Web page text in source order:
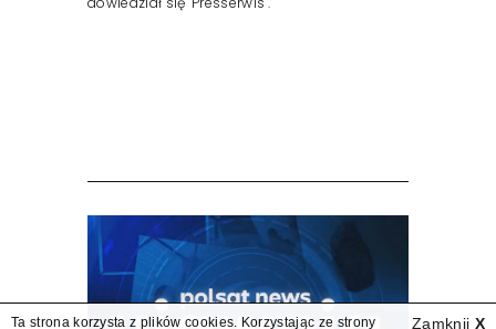
koncesji dla TVN 24 BiS
wpłynął do KRRiT
TVN SA wystąpiła do Krajowej Rady Radiofonii
i Telewizji o przedłużenie koncesji kablowo-
satelitarnej dla telewizji TVN 24 BiS –
dowiedział się "Presserwis".
Zamknij X
Ta strona korzysta z plików cookies. Korzystając ze strony